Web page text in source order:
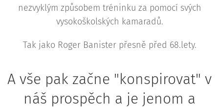
nezvyklým způsobem tréninku za pomocí svých
vysokoškolských kamaradů.
Tak jako Roger Banister přesně před 68.lety.
A vše pak začne "konspirovat" v
náš prospěch a je jenom a